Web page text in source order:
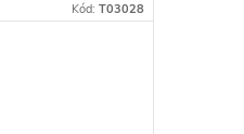
Kód: T03028